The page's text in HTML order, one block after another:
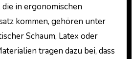
in ergonomischen
kommen, gehören unter
Schaum, Latex oder
tragen dazu bei, dass